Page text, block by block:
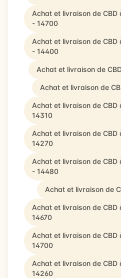
Achat et livraison de
- 14700
Achat et livraison de CBD
- 14400
Achat et livraison de
Achat et livraison de
Achat et livraison de
14310
Achat et livraison de CBD
14270
Achat et livraison de
- 14480
Achat et livraison de
Achat et livraison de CBD
14670
Achat et livraison de
14700
Achat et livraison de CBD
14260